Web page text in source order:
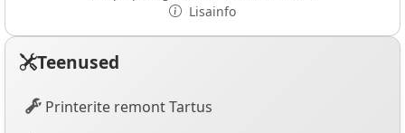
Lisainfo
Teenused
Printerite remont Tartus